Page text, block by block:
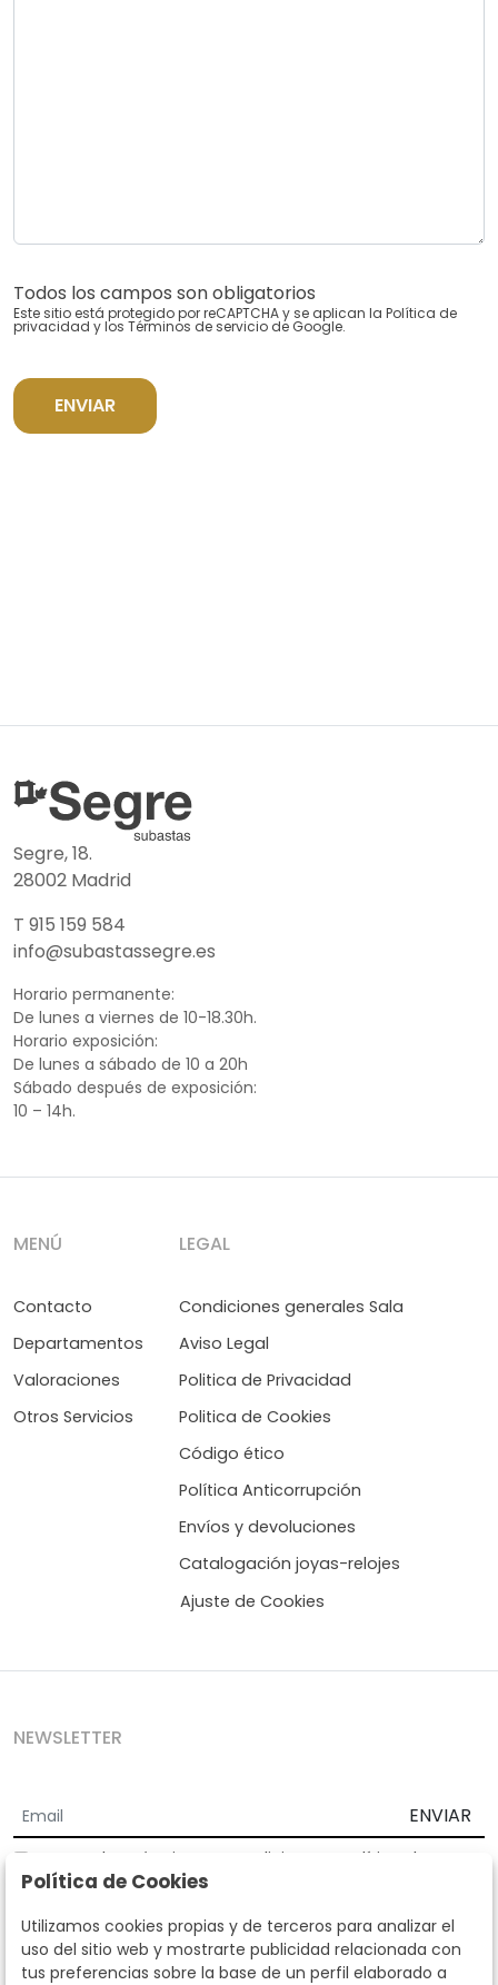
Todos los campos son obligatorios
Este sitio está protegido por reCAPTCHA y se aplican la Política de
privacidad y los Términos de servicio de Google.
ENVIAR
Segre, 18.
28002 Madrid
T 915 159 584
info@subastassegre.es
Horario permanente:
De lunes a viernes de 10-18.30h.
Horario exposición:
De lunes a sábado de 10 a 20h
Sábado después de exposición:
10 – 14h.
MENÚ
Contacto
Departamentos
Valoraciones
Otros Servicios
LEGAL
Condiciones generales Sala
Aviso Legal
Politica de Privacidad
Politica de Cookies
Código ético
Política Anticorrupción
Envíos y devoluciones
Catalogación joyas-relojes
Ajuste de Cookies
NEWSLETTER
ENVIAR
Acepto los Términos y Condiciones
Política de
privacidad
Según la LOPD y disposiciones de desarrollo, informamos que sus
datos personales serán tratados por parte de Subastas Segre con la
finalidad de gestionar la relación comercial. Puede ejercitar los
derechos de acceso, rectificación, cancelación, oposición y demás
Política de Cookies
Utilizamos cookies propias y de terceros para analizar el
uso del sitio web y mostrarte publicidad relacionada con
tus preferencias sobre la base de un perfil elaborado a